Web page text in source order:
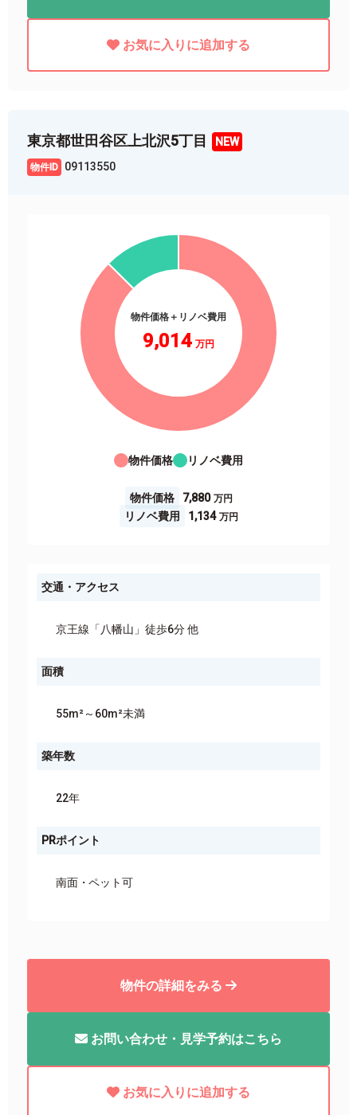
お気に入りに追加する
東京都世田谷区上北沢5丁目
09113550
物件価格＋リノベ費用
9,014
物件価格 リノベ費用
物件価格
7,880
リノベ費用
1,134
交通・アクセス
京王線「八幡山」徒歩6分 他
面積
55m²～60m²未満
築年数
22年
PRポイント
南面 ペット可
物件の詳細をみる
お問い合わせ・見学予約はこちら
お気に入りに追加する